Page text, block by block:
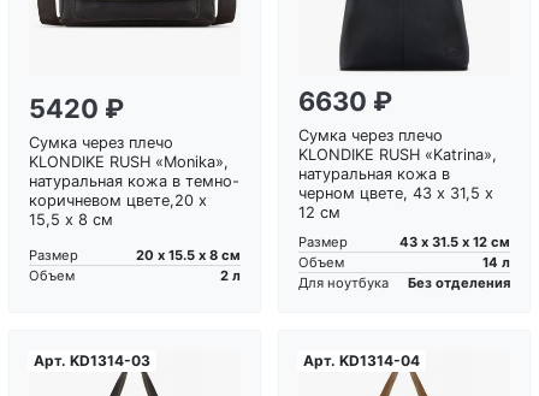
5420 ₽
Сумка через плечо
KLONDIKE RUSH «Monika»,
натуральная кожа в темно-
коричневом цвете,20 х
15,5 х 8 см
Размер
20 х 15.5 х 8 см
Объем
2 л
6630 ₽
Сумка через плечо
KLONDIKE RUSH «Katrina»,
натуральная кожа в
черном цвете, 43 х 31,5 х
12 см
Размер
43 х 31.5 х 12 см
Объем
14 л
Для ноутбука
Без отделения
Арт. KD1314-03 Арт. KD1314-04